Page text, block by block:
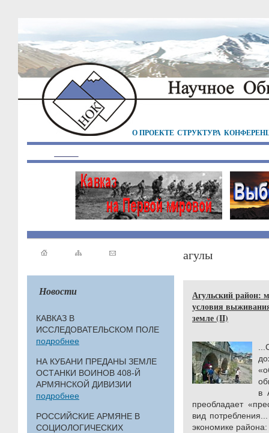
О ПРОЕКТЕ СТРУКТУРА
Новости
КАВКАЗ В
ИССЛЕДОВАТЕЛЬСКОМ ПОЛЕ
подробнее
НА КУБАНИ ПРЕДАНЫ ЗЕМЛЕ
ОСТАНКИ ВОИНОВ 408-Й
АРМЯНСКОЙ ДИВИЗИИ
подробнее
РОССИЙСКИЕ АРМЯНЕ В
СОЦИОЛОГИЧЕСКИХ
агулы
Агульский район:
условия
земле (II)
в
преобладает
вид
экономике